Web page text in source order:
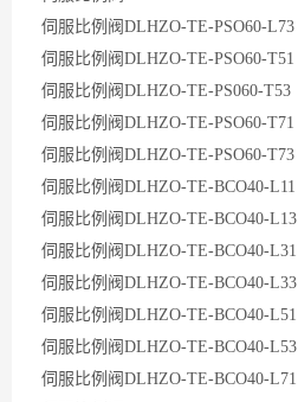
伺服比例阀DLHZO-TE-PSO60-L73
伺服比例阀DLHZO-TE-PSO60-T51
伺服比例阀DLHZO-TE-PS060-T53
伺服比例阀DLHZO-TE-PSO60-T71
伺服比例阀DLHZO-TE-PSO60-T73
伺服比例阀DLHZO-TE-BCO40-L11
伺服比例阀DLHZO-TE-BCO40-L13
伺服比例阀DLHZO-TE-BCO40-L31
伺服比例阀DLHZO-TE-BCO40-L33
伺服比例阀DLHZO-TE-BCO40-L51
伺服比例阀DLHZO-TE-BCO40-L53
伺服比例阀DLHZO-TE-BCO40-L71